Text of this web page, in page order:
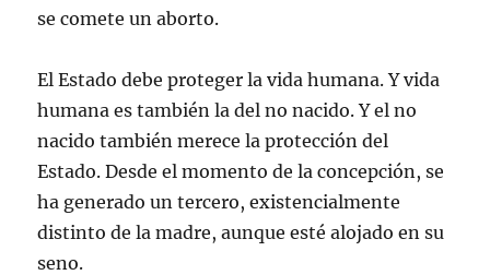
se comete un aborto.
El Estado debe proteger la vida humana. Y vida
humana es también la del no nacido. Y el no
nacido también merece la protección del
Estado. Desde el momento de la concepción, se
ha generado un tercero, existencialmente
distinto de la madre, aunque esté alojado en su
seno.